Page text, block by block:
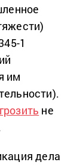
1
им
не
дела